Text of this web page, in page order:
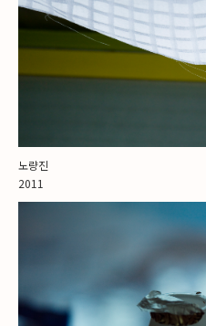
노량진
2011